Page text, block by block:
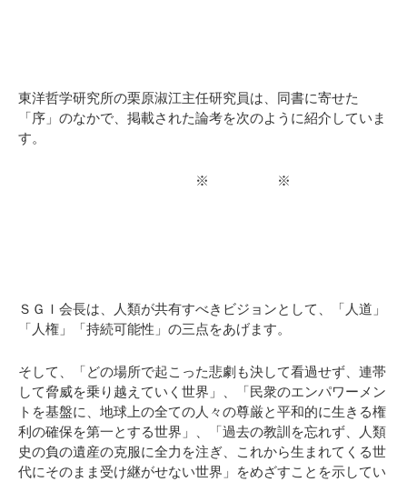
東洋哲学研究所の栗原淑江主任研究員は、同書に寄せた
「序」のなかで、掲載された論考を次のように紹介していま
す。
※ ※
ＳＧＩ会長は、人類が共有すべきビジョンとして、「人道」
「人権」「持続可能性」の三点をあげます。
そして、「どの場所で起こった悲劇も決して看過せず、連帯
して脅威を乗り越えていく世界」、「民衆のエンパワーメン
トを基盤に、地球上の全ての人々の尊厳と平和的に生きる権
利の確保を第一とする世界」、「過去の教訓を忘れず、人類
史の負の遺産の克服に全力を注ぎ、これから生まれてくる世
代にそのまま受け継がせない世界」をめざすことを示してい